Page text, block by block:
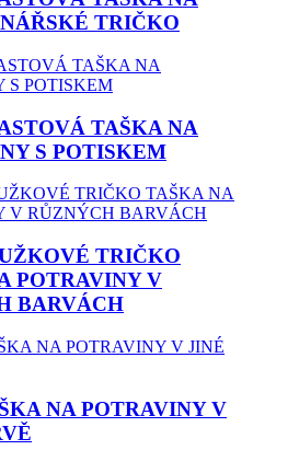
TRIČKO
TAŠKA NA
S POTISKEM
TRIČKO
POTRAVINY V
BARVÁCH
NA POTRAVINY V